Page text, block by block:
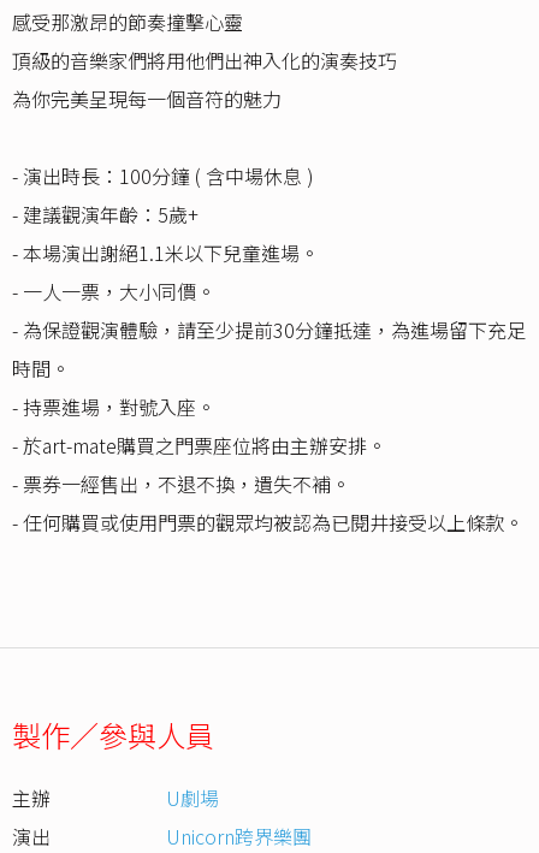
感受那激昂的節奏撞擊心靈
頂級的音樂家們將用他們出神入化的演奏技巧
為你完美呈現每一個音符的魅力
- 演出時長：100分鐘 ( 含中場休息 )
- 建議觀演年齡：5歲+
- 本場演出謝絕1.1米以下兒童進場。
- 一人一票，大小同價。
- 為保證觀演體驗，請至少提前30分鐘抵達，為進場留下充足
時間。
- 持票進場，對號入座。
- 於art-mate購買之門票座位將由主辦安排。
- 票券一經售出，不退不換，遺失不補。
- 任何購買或使用門票的觀眾均被認為已閱井接受以上條款。
製作／參與人員
主辦
U劇場
演出
Unicorn跨界樂團